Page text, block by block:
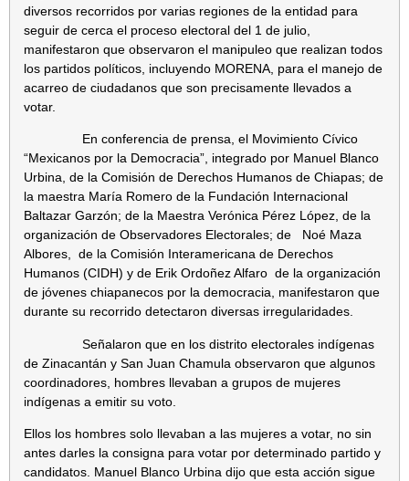
diversos recorridos por varias regiones de la entidad para
seguir de cerca el proceso electoral del 1 de julio,
manifestaron que observaron el manipuleo que realizan todos
los partidos políticos, incluyendo MORENA, para el manejo de
acarreo de ciudadanos que son precisamente llevados a
votar.
En conferencia de prensa, el Movimiento Cívico
“Mexicanos por la Democracia”, integrado por Manuel Blanco
Urbina, de la Comisión de Derechos Humanos de Chiapas; de
la maestra María Romero de la Fundación Internacional
Baltazar Garzón; de la Maestra Verónica Pérez López, de la
organización de Observadores Electorales; de Noé Maza
Albores, de la Comisión Interamericana de Derechos
Humanos (CIDH) y de Erik Ordoñez Alfaro de la organización
de jóvenes chiapanecos por la democracia, manifestaron que
durante su recorrido detectaron diversas irregularidades.
Señalaron que en los distrito electorales indígenas
de Zinacantán y San Juan Chamula observaron que algunos
coordinadores, hombres llevaban a grupos de mujeres
indígenas a emitir su voto.
Ellos los hombres solo llevaban a las mujeres a votar, no sin
antes darles la consigna para votar por determinado partido y
candidatos. Manuel Blanco Urbina dijo que esta acción sigue